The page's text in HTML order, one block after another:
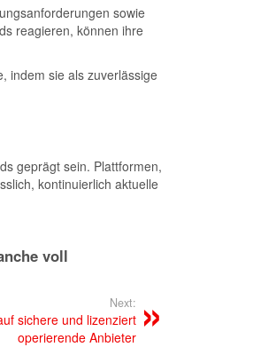
sowie
reagieren, können ihre
indem sie als zuverlässige
geprägt sein. Plattformen,
kontinuierlich aktuelle
voll
Next:
sichere und lizenziert
operierende Anbieter